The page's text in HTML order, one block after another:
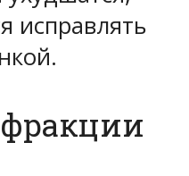
исправлять